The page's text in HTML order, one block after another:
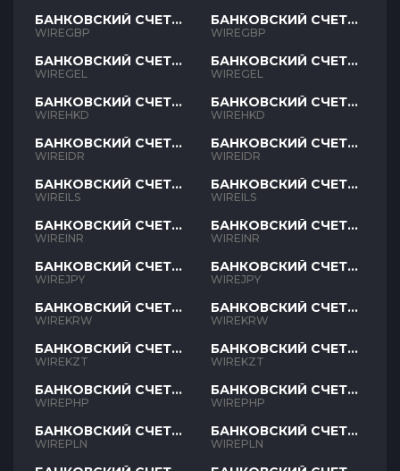
БАНКОВСКИЙ СЧЕТ
GBP
WIREGBP
БАНКОВСКИЙ СЧЕТ
GEL
WIREGEL
БАНКОВСКИЙ СЧЕТ
HKD
WIREHKD
БАНКОВСКИЙ СЧЕТ
IDR
WIREIDR
БАНКОВСКИЙ СЧЕТ
ILS
WIREILS
БАНКОВСКИЙ СЧЕТ
INR
WIREINR
БАНКОВСКИЙ СЧЕТ
JPY
WIREJPY
БАНКОВСКИЙ СЧЕТ
KRW
WIREKRW
БАНКОВСКИЙ СЧЕТ
KZT
WIREKZT
БАНКОВСКИЙ СЧЕТ
PHP
WIREPHP
БАНКОВСКИЙ СЧЕТ
PLN
WIREPLN
БАНКОВСКИЙ СЧЕТ
GBP
WIREGBP
БАНКОВСКИЙ СЧЕТ
GEL
WIREGEL
БАНКОВСКИЙ СЧЕТ
HKD
WIREHKD
БАНКОВСКИЙ СЧЕТ
IDR
WIREIDR
БАНКОВСКИЙ СЧЕТ
ILS
WIREILS
БАНКОВСКИЙ СЧЕТ
INR
WIREINR
БАНКОВСКИЙ СЧЕТ
JPY
WIREJPY
БАНКОВСКИЙ СЧЕТ
KRW
WIREKRW
БАНКОВСКИЙ СЧЕТ
KZT
WIREKZT
БАНКОВСКИЙ СЧЕТ
PHP
WIREPHP
БАНКОВСКИЙ СЧЕТ
PLN
WIREPLN